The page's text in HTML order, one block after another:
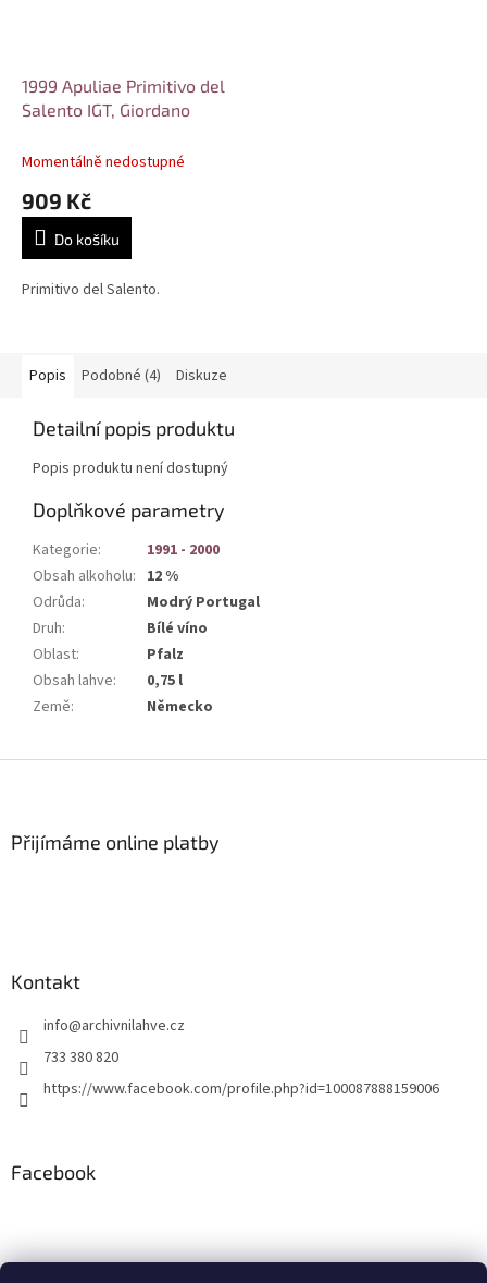
1999 Apuliae Primitivo del
Salento IGT, Giordano
Momentálně nedostupné
909 Kč
Do košíku
Primitivo del Salento.
Popis Podobné (4) Diskuze
Detailní popis produktu
Popis produktu není dostupný
Doplňkové parametry
Kategorie:
1991 - 2000
Obsah alkoholu: 12 %
Odrůda:
Modrý Portugal
Druh:
Bílé víno
Oblast:
Pfalz
Obsah lahve:
0,75 l
Země: Německo
Přijímáme online platby
Kontakt
info@archivnilahve.cz
733 380 820
https://www.facebook.com/profile.php?id=100087888159006
Facebook